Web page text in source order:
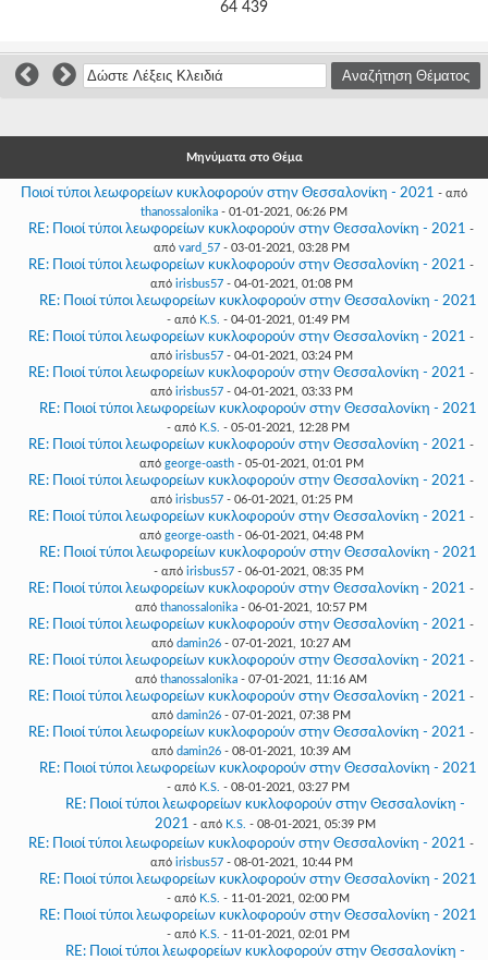
Σύνδεση
Εγγραφή
64 439
Μηνύματα στο Θέμα
Ποιοί τύποι λεωφορείων κυκλοφορούν στην Θεσσαλονίκη - 2021 - από
thanossalonika - 01-01-2021, 06:26 PM
RE: Ποιοί τύποι λεωφορείων κυκλοφορούν στην Θεσσαλονίκη - 2021 -
από vard_57- 03-01-2021, 03:28 PM
RE: Ποιοί τύποι λεωφορείων κυκλοφορούν στην Θεσσαλονίκη - 2021 -
από irisbus57- 04-01-2021, 01:08 PM
RE: Ποιοί τύποι λεωφορείων κυκλοφορούν στην Θεσσαλονίκη - 2021
- από K.S. - 04-01-2021, 01:49 PM
RE: Ποιοί τύποι λεωφορείων κυκλοφορούν στην Θεσσαλονίκη - 2021 -
από irisbus57- 04-01-2021, 03:24 PM
RE: Ποιοί τύποι λεωφορείων κυκλοφορούν στην Θεσσαλονίκη - 2021 -
από irisbus57- 04-01-2021, 03:33 PM
RE: Ποιοί τύποι λεωφορείων κυκλοφορούν στην Θεσσαλονίκη - 2021
- από K.S. - 05-01-2021, 12:28 PM
RE: Ποιοί τύποι λεωφορείων κυκλοφορούν στην Θεσσαλονίκη - 2021 -
από george-oasth- 05-01-2021, 01:01 PM
RE: Ποιοί τύποι λεωφορείων κυκλοφορούν στην Θεσσαλονίκη - 2021 -
από irisbus57- 06-01-2021, 01:25 PM
RE: Ποιοί τύποι λεωφορείων κυκλοφορούν στην Θεσσαλονίκη - 2021 -
από george-oasth- 06-01-2021, 04:48 PM
RE: Ποιοί τύποι λεωφορείων κυκλοφορούν στην Θεσσαλονίκη - 2021
- από irisbus57- 06-01-2021, 08:35 PM
RE: Ποιοί τύποι λεωφορείων κυκλοφορούν στην Θεσσαλονίκη - 2021 -
από thanossalonika - 06-01-2021, 10:57 PM
RE: Ποιοί τύποι λεωφορείων κυκλοφορούν στην Θεσσαλονίκη - 2021 -
από damin26 - 07-01-2021, 10:27 AM
RE: Ποιοί τύποι λεωφορείων κυκλοφορούν στην Θεσσαλονίκη - 2021 -
από thanossalonika - 07-01-2021, 11:16 AM
RE: Ποιοί τύποι λεωφορείων κυκλοφορούν στην Θεσσαλονίκη - 2021 -
από damin26 - 07-01-2021, 07:38 PM
RE: Ποιοί τύποι λεωφορείων κυκλοφορούν στην Θεσσαλονίκη - 2021 -
από damin26 - 08-01-2021, 10:39 AM
RE: Ποιοί τύποι λεωφορείων κυκλοφορούν στην Θεσσαλονίκη - 2021
- από K.S. - 08-01-2021, 03:27 PM
RE: Ποιοί τύποι λεωφορείων κυκλοφορούν στην Θεσσαλονίκη -
2021 - από K.S. - 08-01-2021, 05:39 PM
RE: Ποιοί τύποι λεωφορείων κυκλοφορούν στην Θεσσαλονίκη - 2021 -
από irisbus57- 08-01-2021, 10:44 PM
RE: Ποιοί τύποι λεωφορείων κυκλοφορούν στην Θεσσαλονίκη - 2021
- από K.S. - 11-01-2021, 02:00 PM
RE: Ποιοί τύποι λεωφορείων κυκλοφορούν στην Θεσσαλονίκη - 2021
- από K.S. - 11-01-2021, 02:01 PM
RE: Ποιοί τύποι λεωφορείων κυκλοφορούν στην Θεσσαλονίκη -